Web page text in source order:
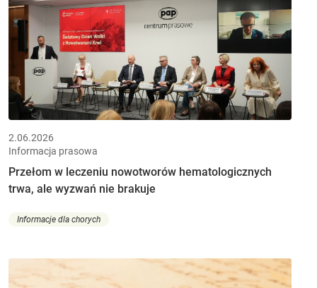
2.06.2026
Informacja prasowa
Przełom w leczeniu nowotworów hematologicznych
trwa, ale wyzwań nie brakuje
Informacje dla chorych